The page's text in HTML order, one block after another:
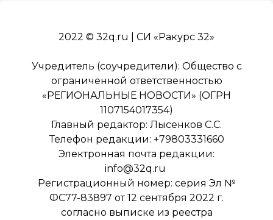
2022 © 32q.ru | СИ «Ракурс 32»
Учредитель (соучредители): Общество с
ограниченной ответственностью
«РЕГИОНАЛЬНЫЕ НОВОСТИ» (ОГРН
1107154017354)
Главный редактор: Лысенков С.С.
Телефон редакции: +79803331660
Электронная почта редакции:
info@32q.ru
Регистрационный номер: серия Эл №
ФС77-83897 от 12 сентября 2022 г.
согласно выписке из реестра